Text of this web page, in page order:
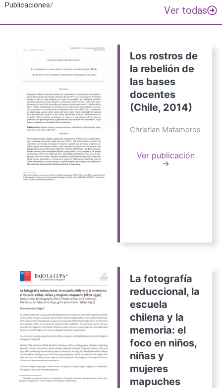
Publicaciones/ Ver todas
Los rostros de
la rebelión de
las bases
docentes
(Chile, 2014)
Christian Matamoros
Ver publicación
→
La fotografía
reduccional, la
escuela
chilena y la
memoria: el
foco en niños,
niñas y
mujeres
mapuches